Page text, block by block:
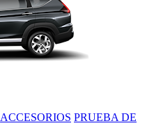
ACCESORIOS PRUEBA DE